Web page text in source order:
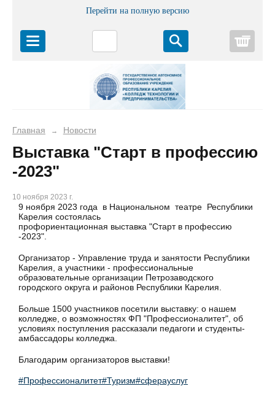
Перейти на полную версию
Главная → Новости
Выставка "Старт в профессию
-2023"
10 ноября 2023 г.
9 ноября 2023 года в Национальном театре Республики
Карелия состоялась
профориентационная выставка "Старт в профессию
-2023".
Организатор - Управление труда и занятости Республики
Карелия, а участники - профессиональные
образовательные организации Петрозаводского
городского округа и районов Республики Карелия.
Больше 1500 участников посетили выставку: о нашем
колледже, о возможностях ФП "Профессионалитет", об
условиях поступления рассказали педагоги и студенты-
амбассадоры колледжа.
Благодарим организаторов выставки!
#Профессионалитет#Туризм#сферауслуг